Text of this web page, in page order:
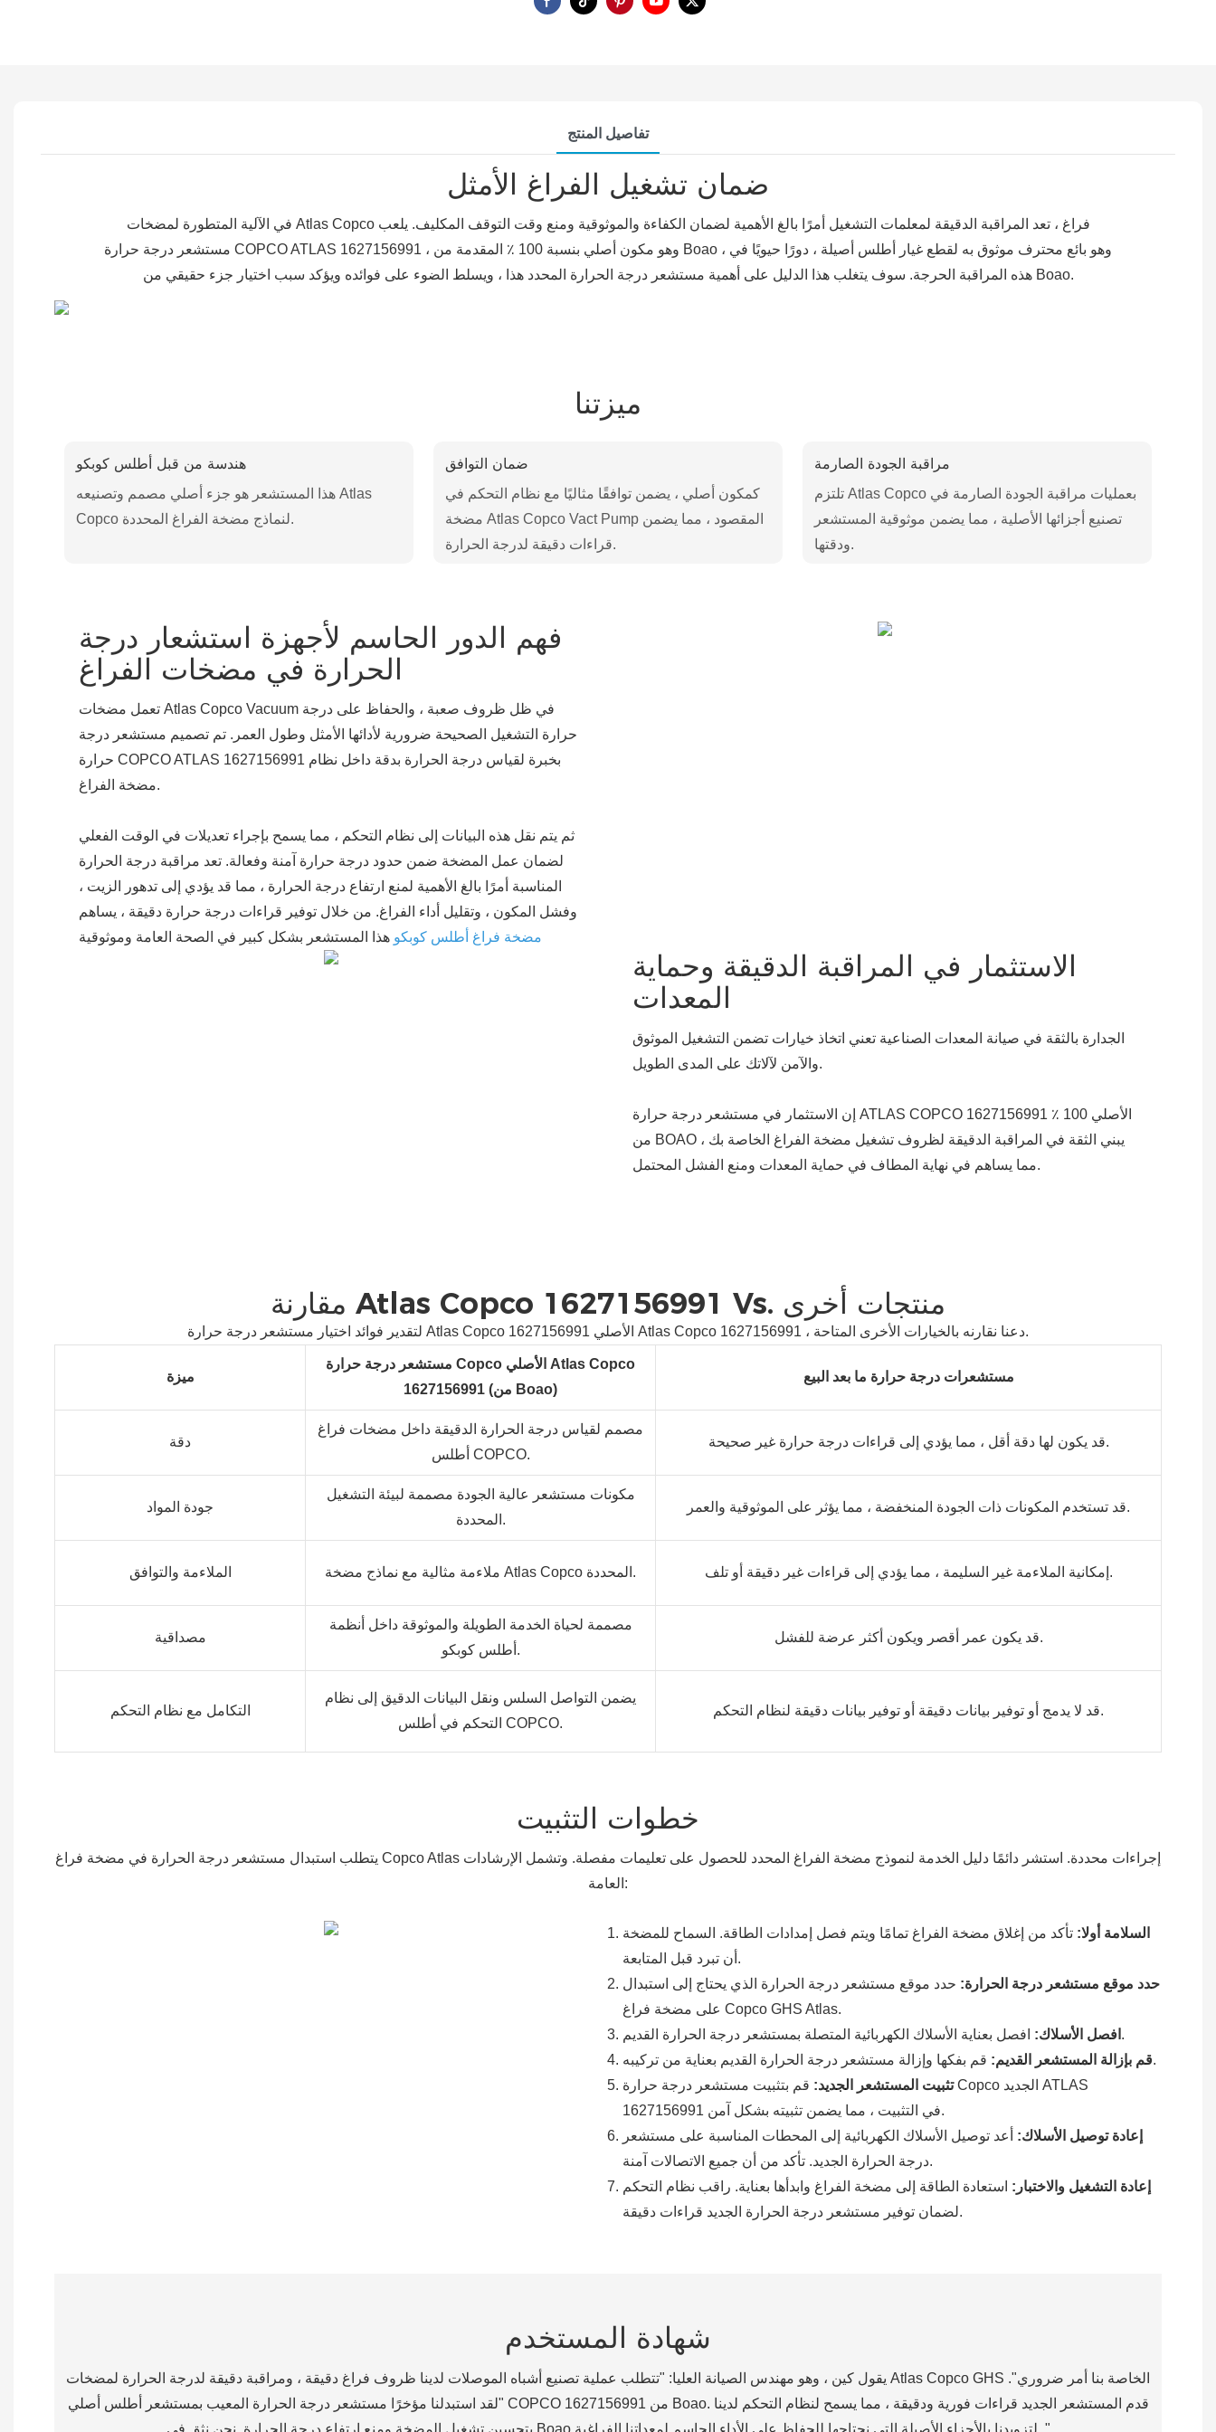
تفاصيل المنتج
ضمان تشغيل الفراغ الأمثل
في الآلية المتطورة لمضخات Atlas Copco فراغ ، تعد المراقبة الدقيقة لمعلمات التشغيل أمرًا بالغ الأهمية لضمان الكفاءة والموثوقية ومنع وقت التوقف المكليف. يلعب
مستشعر درجة حرارة COPCO ATLAS 1627156991 ، وهو مكون أصلي بنسبة 100 ٪ المقدمة من Boao ، وهو بائع محترف موثوق به لقطع غيار أطلس أصيلة ، دورًا حيويًا في
هذه المراقبة الحرجة. سوف يتغلب هذا الدليل على أهمية مستشعر درجة الحرارة المحدد هذا ، ويسلط الضوء على فوائده ويؤكد سبب اختيار جزء حقيقي من Boao.
ميزتنا
هندسة من قبل أطلس كوبكو
هذا المستشعر هو جزء أصلي مصمم وتصنيعه Atlas
Copco لنماذج مضخة الفراغ المحددة.
ضمان التوافق
كمكون أصلي ، يضمن توافقًا مثاليًا مع نظام التحكم في
مضخة Atlas Copco Vact Pump المقصود ، مما يضمن
قراءات دقيقة لدرجة الحرارة.
مراقبة الجودة الصارمة
تلتزم Atlas Copco بعمليات مراقبة الجودة الصارمة في
تصنيع أجزائها الأصلية ، مما يضمن موثوقية المستشعر
ودقتها.
فهم الدور الحاسم لأجهزة استشعار درجة
الحرارة في مضخات الفراغ
تعمل مضخات Atlas Copco Vacuum في ظل ظروف صعبة ، والحفاظ على درجة
حرارة التشغيل الصحيحة ضرورية لأدائها الأمثل وطول العمر. تم تصميم مستشعر درجة
حرارة COPCO ATLAS 1627156991 بخبرة لقياس درجة الحرارة بدقة داخل نظام
مضخة الفراغ.
ثم يتم نقل هذه البيانات إلى نظام التحكم ، مما يسمح بإجراء تعديلات في الوقت الفعلي
لضمان عمل المضخة ضمن حدود درجة حرارة آمنة وفعالة. تعد مراقبة درجة الحرارة
المناسبة أمرًا بالغ الأهمية لمنع ارتفاع درجة الحرارة ، مما قد يؤدي إلى تدهور الزيت ،
وفشل المكون ، وتقليل أداء الفراغ. من خلال توفير قراءات درجة حرارة دقيقة ، يساهم
هذا المستشعر بشكل كبير في الصحة العامة وموثوقية مضخة فراغ أطلس كوبكو
الاستثمار في المراقبة الدقيقة وحماية
المعدات
الجدارة بالثقة في صيانة المعدات الصناعية تعني اتخاذ خيارات تضمن التشغيل الموثوق
والآمن لآلاتك على المدى الطويل.
إن الاستثمار في مستشعر درجة حرارة ATLAS COPCO 1627156991 الأصلي 100 ٪
من BOAO يبني الثقة في المراقبة الدقيقة لظروف تشغيل مضخة الفراغ الخاصة بك ،
مما يساهم في نهاية المطاف في حماية المعدات ومنع الفشل المحتمل.
مقارنة Atlas Copco 1627156991 Vs. منتجات أخرى
لتقدير فوائد اختيار مستشعر درجة حرارة Atlas Copco 1627156991 الأصلي Atlas Copco 1627156991 ، دعنا نقارنه بالخيارات الأخرى المتاحة.
ميزة
مستشعر درجة حرارة Copco الأصلي Atlas Copco
1627156991 (من Boao)
مستشعرات درجة حرارة ما بعد البيع
دقة
مصمم لقياس درجة الحرارة الدقيقة داخل مضخات فراغ
أطلس COPCO.
قد يكون لها دقة أقل ، مما يؤدي إلى قراءات درجة حرارة غير صحيحة.
جودة المواد
مكونات مستشعر عالية الجودة مصممة لبيئة التشغيل
المحددة.
قد تستخدم المكونات ذات الجودة المنخفضة ، مما يؤثر على الموثوقية والعمر.
الملاءمة والتوافق ملاءمة مثالية مع نماذج مضخة Atlas Copco المحددة. إمكانية الملاءمة غير السليمة ، مما يؤدي إلى قراءات غير دقيقة أو تلف.
مصداقية
مصممة لحياة الخدمة الطويلة والموثوقة داخل أنظمة
أطلس كوبكو.
قد يكون عمر أقصر ويكون أكثر عرضة للفشل.
التكامل مع نظام التحكم
يضمن التواصل السلس ونقل البيانات الدقيق إلى نظام
التحكم في أطلس COPCO.
قد لا يدمج أو توفير بيانات دقيقة أو توفير بيانات دقيقة لنظام التحكم.
خطوات التثبيت
يتطلب استبدال مستشعر درجة الحرارة في مضخة فراغ Copco Atlas إجراءات محددة. استشر دائمًا دليل الخدمة لنموذج مضخة الفراغ المحدد للحصول على تعليمات مفصلة. وتشمل الإرشادات
العامة:
السلامة أولا: تأكد من إغلاق مضخة الفراغ تمامًا ويتم فصل إمدادات الطاقة. السماح للمضخة
أن تبرد قبل المتابعة.
حدد موقع مستشعر درجة الحرارة: حدد موقع مستشعر درجة الحرارة الذي يحتاج إلى استبدال
على مضخة فراغ Copco GHS Atlas.
افصل الأسلاك: افصل بعناية الأسلاك الكهربائية المتصلة بمستشعر درجة الحرارة القديم.
قم بإزالة المستشعر القديم:قم بفكها وإزالة مستشعر درجة الحرارة القديم بعناية من تركيبه.
تثبيت المستشعر الجديد: قم بتثبيت مستشعر درجة حرارة Copco الجديد ATLAS
1627156991 في التثبيت ، مما يضمن تثبيته بشكل آمن.
إعادة توصيل الأسلاك:
أعد توصيل الأسلاك الكهربائية إلى المحطات المناسبة على مستشعر
درجة الحرارة الجديد. تأكد من أن جميع الاتصالات آمنة.
إعادة التشغيل والاختبار: استعادة الطاقة إلى مضخة الفراغ وابدأها بعناية. راقب نظام التحكم
لضمان توفير مستشعر درجة الحرارة الجديد قراءات دقيقة.
شهادة المستخدم
يقول كين ، وهو مهندس الصيانة العليا: "تتطلب عملية تصنيع أشباه الموصلات لدينا ظروف فراغ دقيقة ، ومراقبة دقيقة لدرجة الحرارة لمضخات Atlas Copco GHS الخاصة بنا أمر ضروري".
"لقد استبدلنا مؤخرًا مستشعر درجة الحرارة المعيب بمستشعر أطلس أصلي COPCO 1627156991 من Boao. قدم المستشعر الجديد قراءات فورية ودقيقة ، مما يسمح لنظام التحكم لدينا
بتحسين تشغيل المضخة ومنع ارتفاع درجة الحرارة. نحن نثق في Boao لتزويدنا بالأجزاء الأصيلة التي نحتاجها للحفاظ على الأداء الحاسم لمعداتنا الفراغية. "